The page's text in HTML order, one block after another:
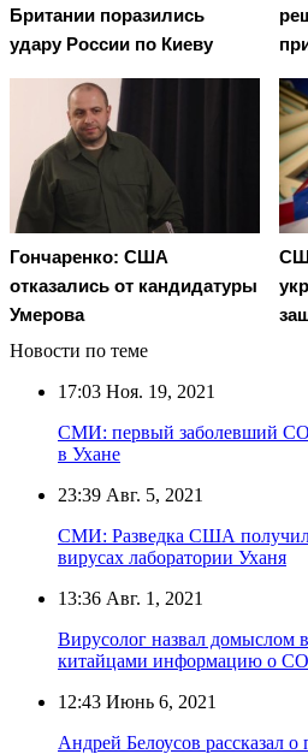
Британии поразились
удару России по Киеву
Гончаренко: США
отказались от кандидатуры
Умерова
Новости по теме
17:03 Ноя. 19, 2021
СМИ: первый заболевший
в Ухане
23:39 Авг. 5, 2021
СМИ: Разведка США
вирусах лаборатории Уханя
13:36 Авг. 1, 2021
Вирусолог назвал домыслом
китайцами информацию о
12:43 Июнь 6, 2021
Андрей Белоусов рассказал